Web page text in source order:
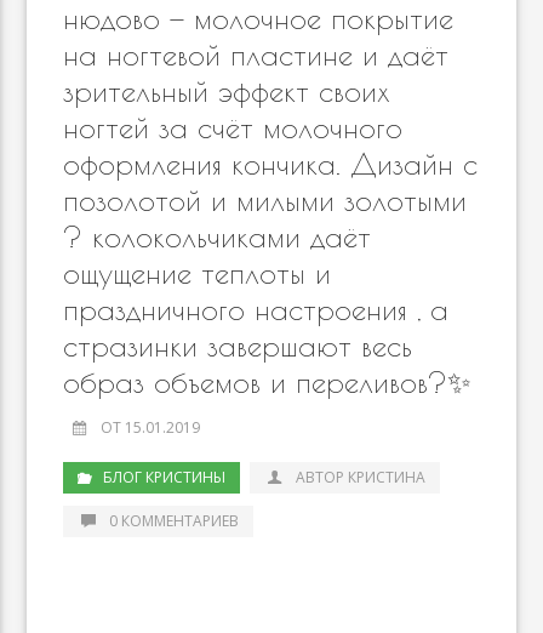
нюдово — молочное покрытие
на ногтевой пластине и даёт
зрительный эффект своих
ногтей за счёт молочного
оформления кончика. Дизайн с
позолотой и милыми золотыми
? колокольчиками даёт
ощущение теплоты и
праздничного настроения , а
стразинки завершают весь
образ объемов и переливов?✨
ОТ 15.01.2019
БЛОГ КРИСТИНЫ АВТОР КРИСТИНА
0 КОММЕНТАРИЕВ